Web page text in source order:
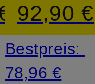
92,90 €
Bestpreis:
78,96 €